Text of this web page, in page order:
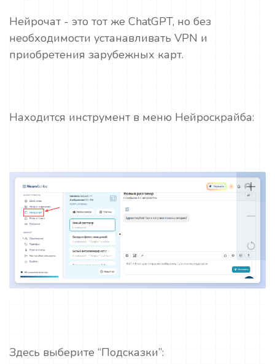
Нейрочат - это тот же ChatGPT, но без
необходимости устанавливать VPN и
приобретения зарубежных карт.
Находится инструмент в меню Нейроскрайба:
Здесь выберите “Подсказки”: